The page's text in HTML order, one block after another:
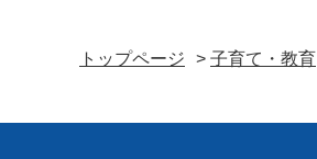
トップページ > 子育て・教育